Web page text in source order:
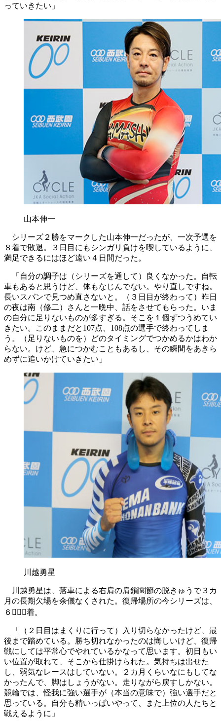
っていきたい」
山本伸一
シリーズ２勝をマークした山本伸一だったが、一次予選を
８着で敗退。３日目にもシンガリ負けを喫しているように、
満足できるにはほど遠い４日間だった。
「自分の調子は（シリーズを通して）良くなかった。自転
車もあると思うけど、体もなじんでない。やり直しですね。
長いスパンで見つめ直さないと。（３日目が終わって）昨日
の夜は南（修二）さんと一晩中、話をさせてもらった。いま
の自分に足りないものが多すぎる。そこを１個ずつうめてい
きたい。このままだと107点、108点の選手で終わってしま
う。（足りないものを）どのタイミングでつかめるかはわか
らない。けど、急につかむこともあるし、その瞬間をあきら
めずに追いかけていきたい」
川越勇星
川越勇星は、落車による右肩の肩鎖関節の脱きゅうで３カ
月の長期欠場を余儀なくされた。復帰場所の今シリーズは、
６   着。
「（２日目はまくりに行って）入り切らなかったけど、最
後まで踏めている。勝ち切れなかったのは悔しいけど、復帰
戦にしては平常心でやれているかなって思います。初日もい
い位置が取れて、そこから仕掛けられた。気持ちは出せた
し、弱気なレースはしていない。２カ月くらいなにもしてな
かったんで、脚はしょうがない。走りながら戻すしかない。
競輪では、怪我に強い選手が（本当の意味で）強い選手だと
思っている。自分も精いっぱいやって、また上位の人たちと
戦えるように」